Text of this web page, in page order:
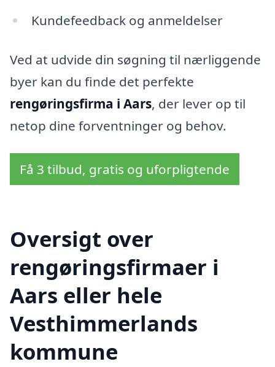
Kundefeedback og anmeldelser
Ved at udvide din søgning til nærliggende
byer kan du finde det perfekte
rengøringsfirma i Aars, der lever op til
netop dine forventninger og behov.
Få 3 tilbud, gratis og uforpligtende
Oversigt over
rengøringsfirmaer i
Aars eller hele
Vesthimmerlands
kommune